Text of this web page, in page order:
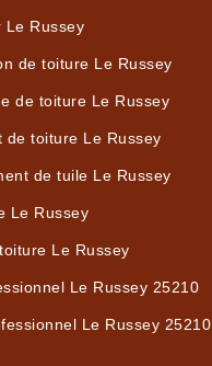
Le Russey
de toiture Le Russey
de toiture Le Russey
de toiture Le Russey
de tuile Le Russey
Le Russey
Le Russey
Le Russey 25210
Le Russey 25210